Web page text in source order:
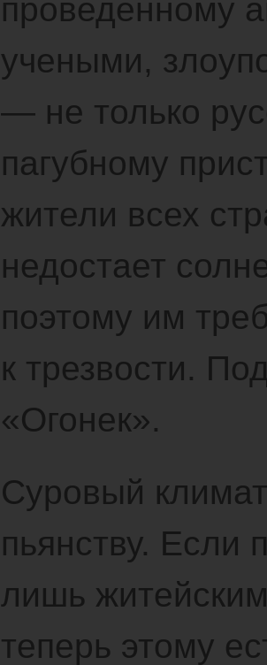
проведенному
учеными,
— не только
пагубному
жители всех
недостает
поэтому им
к трезвости.
«Огонек».
Суровый
пьянству. Если
лишь
теперь этому